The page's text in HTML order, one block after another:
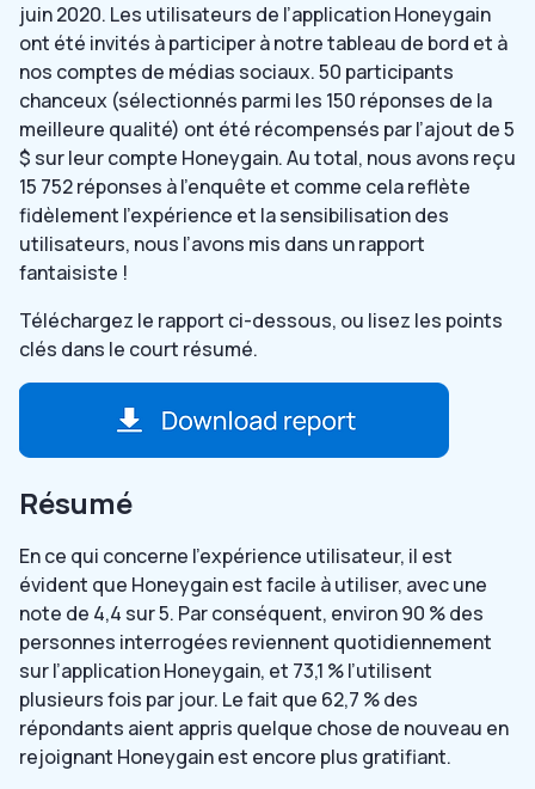
juin 2020. Les utilisateurs de l’application Honeygain
ont été invités à participer à notre tableau de bord et à
nos comptes de médias sociaux. 50 participants
chanceux (sélectionnés parmi les 150 réponses de la
meilleure qualité) ont été récompensés par l’ajout de 5
$ sur leur compte Honeygain. Au total, nous avons reçu
15 752 réponses à l’enquête et comme cela reflète
fidèlement l’expérience et la sensibilisation des
utilisateurs, nous l’avons mis dans un rapport
fantaisiste !
Téléchargez le rapport ci-dessous, ou lisez les points
clés dans le court résumé.
Résumé
En ce qui concerne l’expérience utilisateur, il est
évident que Honeygain est facile à utiliser, avec une
note de 4,4 sur 5. Par conséquent, environ 90 % des
personnes interrogées reviennent quotidiennement
sur l’application Honeygain, et 73,1 % l’utilisent
plusieurs fois par jour. Le fait que 62,7 % des
répondants aient appris quelque chose de nouveau en
rejoignant Honeygain est encore plus gratifiant.